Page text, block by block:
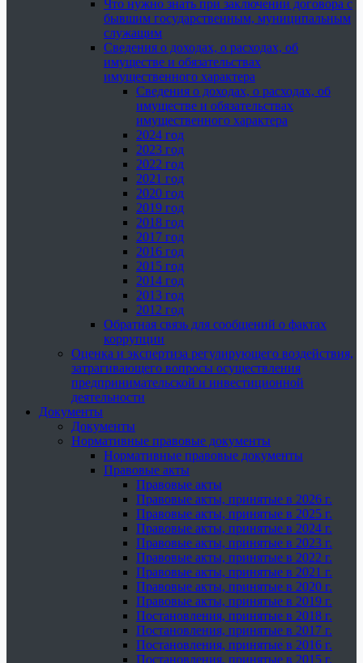
Что нужно знать при заключении договора с
бывшим государственным, муниципальным
служащим
Сведения о доходах, о расходах, об
имуществе и обязательствах
имущественного характера
Сведения о доходах, о расходах, об
имуществе и обязательствах
имущественного характера
2024 год
2023 год
2022 год
2021 год
2020 год
2019 год
2018 год
2017 год
2016 год
2015 год
2014 год
2013 год
2012 год
Обратная связь для сообщений о фактах
коррупции
Оценка и экспертиза регулирующего воздействия,
затрагивающего вопросы осуществления
предпринимательской и инвестиционной
деятельности
Документы
Документы
Нормативные правовые документы
Нормативные правовые документы
Правовые акты
Правовые акты
Правовые акты, принятые в 2026 г.
Правовые акты, принятые в 2025 г.
Правовые акты, принятые в 2024 г.
Правовые акты, принятые в 2023 г.
Правовые акты, принятые в 2022 г.
Правовые акты, принятые в 2021 г.
Правовые акты, принятые в 2020 г.
Правовые акты, принятые в 2019 г.
Постановления, принятые в 2018 г.
Постановления, принятые в 2017 г.
Постановления, принятые в 2016 г.
Постановления, принятые в 2015 г.